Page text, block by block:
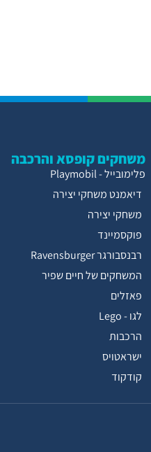
משחקים קופסא והרכבה
פלימובייל - Playmobil
דיאמנט משחקי יצירה
משחקי יצירה
פוקסמיינד
רבנסבורגר Ravensburger
המשחקים של חיים שפיר
פאזלים
לגו - Lego
הרכבות
ישראטויס
קודקוד